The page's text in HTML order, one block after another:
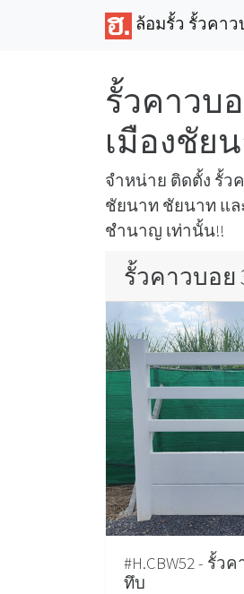
ล้อมรั้ว รั้วคา
รั้วคาวบ
เมืองชัย
จำหน่าย ติดตั้ง รั้ว
ชัยนาท ชัยนาท แล
ชำนาญ เท่านั้น!!
รั้วคาวบอย
#H.CBW52 - รั้
ทึบ